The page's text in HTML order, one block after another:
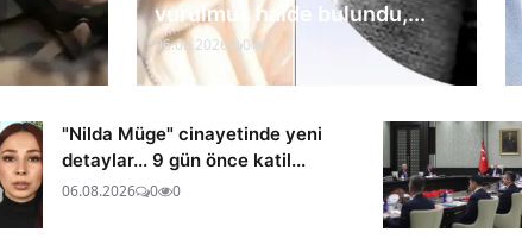
vurulmuş halde bulundu,...
06.08.2026 0 0
"Nilda Müge" cinayetinde yeni
detaylar... 9 gün önce katil...
06.08.2026 0 0